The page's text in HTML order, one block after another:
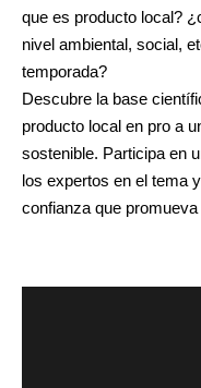
que es producto local?
nivel ambiental, social,
temporada?
Descubre la base
producto local en pro a
sostenible. Participa en
los expertos en el tema
confianza que promueva